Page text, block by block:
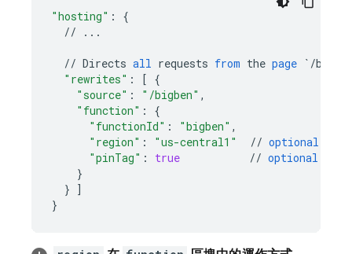
"hosting" :
{
//
...
// Directs all requests from the page `/
"rewrites" : [ {
"source" : "/bigben" ,
"function" :
{
"functionId" : "bigben" ,
"region" : "us-central1" // optional
"pinTag" : true // optional
}
} ]
}